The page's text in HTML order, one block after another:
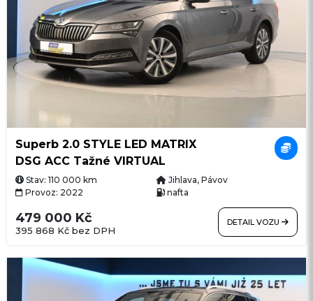
Superb 2.0 STYLE LED MATRIX
DSG ACC Tažné VIRTUAL
Stav: 110 000 km
Jihlava, Pávov
Provoz: 2022
nafta
395 868 Kč bez DPH
479 000 Kč DETAIL VOZU